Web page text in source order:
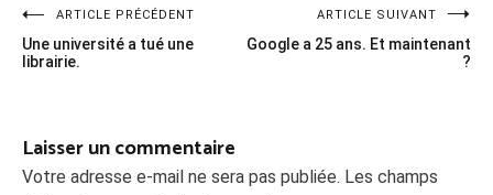
Navigation
de
ARTICLE PRÉCÉDENT
Une université a tué une
librairie.
ARTICLE SUIVANT
Google a 25 ans. Et maintenant
?
Laisser un commentaire
Votre adresse e-mail ne sera pas publiée. Les champs